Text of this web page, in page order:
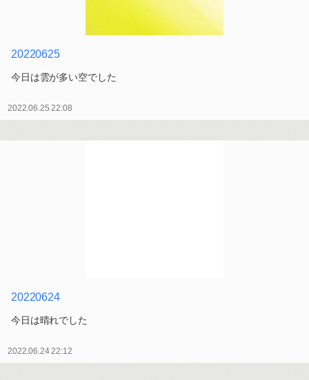
20220625
今日は雲が多い空でした
2022.06.25 22:08
20220624
今日は晴れでした
2022.06.24 22:12